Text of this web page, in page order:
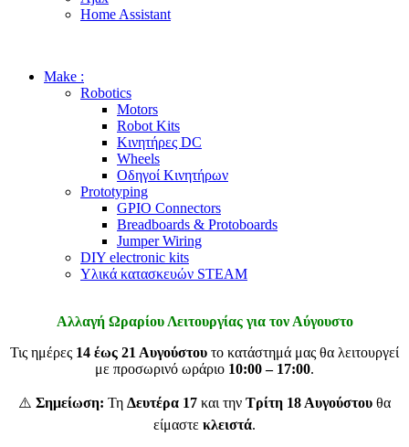
Home Assistant
Make :
Robotics
Motors
Robot Kits
Κινητήρες DC
Wheels
Οδηγοί Κινητήρων
Prototyping
GPIO Connectors
Breadboards & Protoboards
Jumper Wiring
DIY electronic kits
Υλικά κατασκευών STEAM
Αλλαγή Ωραρίου Λειτουργίας για τον Αύγουστο
Τις ημέρες 14 έως 21 Αυγούστου το κατάστημά μας θα λειτουργεί
με προσωρινό ωράριο 10:00 – 17:00.
⚠️ Σημείωση: Τη Δευτέρα 17 και την Τρίτη 18 Αυγούστου θα
είμαστε κλειστά.